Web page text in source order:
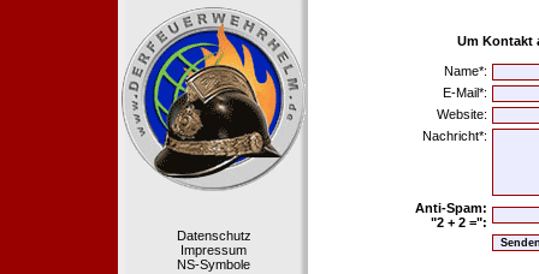
Datenschutz
Impressum
NS-Symbole
Um Kontakt
Name*:
E-Mail*:
Website:
Nachricht*:
Anti-Spam:
"2 + 2 =":